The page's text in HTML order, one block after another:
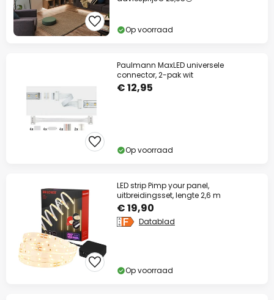
Op voorraad
Paulmann MaxLED universele
connector, 2-pak wit
€ 12,95
Op voorraad
LED strip Pimp your panel,
uitbreidingsset, lengte 2,6 m
€ 19,90
Datablad
Op voorraad